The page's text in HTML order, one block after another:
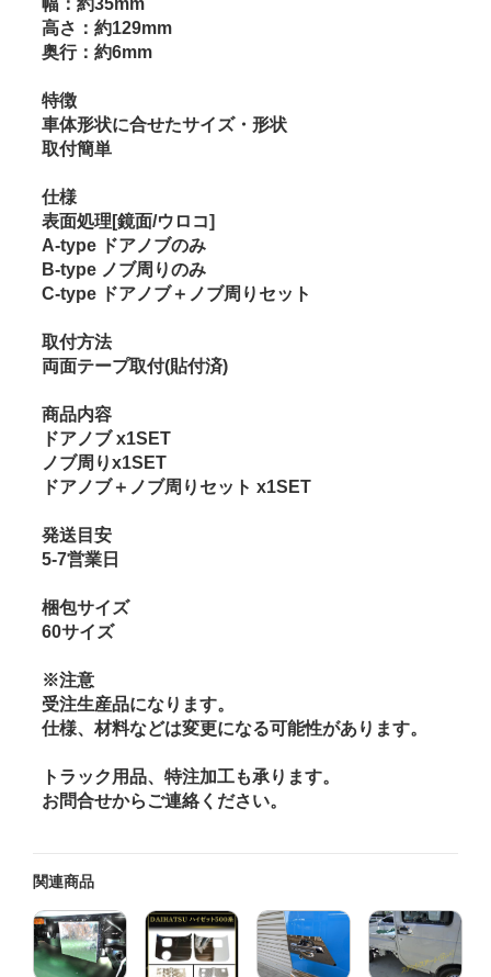
幅：約35mm
高さ：約129mm
奥行：約6mm
特徴
車体形状に合せたサイズ・形状
取付簡単
仕様
表面処理[鏡面/ウロコ]
A-type ドアノブのみ
B-type ノブ周りのみ
C-type ドアノブ＋ノブ周りセット
取付方法
両面テープ取付(貼付済)
商品内容
ドアノブ x1SET
ノブ周りx1SET
ドアノブ＋ノブ周りセット x1SET
発送目安
5-7営業日
梱包サイズ
60サイズ
※注意
受注生産品になります。
仕様、材料などは変更になる可能性があります。
トラック用品、特注加工も承ります。
お問合せからご連絡ください。
関連商品